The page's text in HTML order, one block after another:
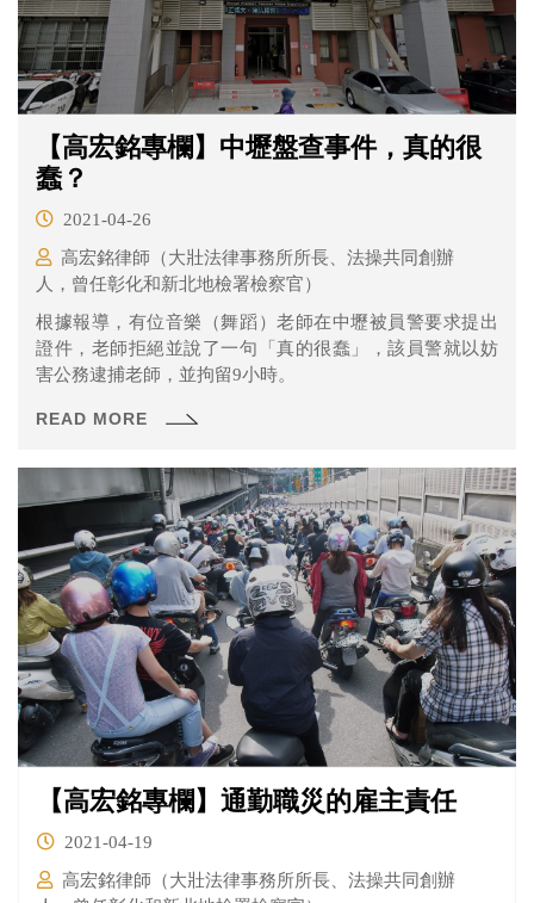
【高宏銘專欄】中壢盤查事件，真的很
蠢？
2021-04-26
高宏銘律師（大壯法律事務所所長、法操共同創辦
人，曾任彰化和新北地檢署檢察官）
根據報導，有位音樂（舞蹈）老師在中壢被員警要求提出
證件，老師拒絕並說了一句「真的很蠢」，該員警就以妨
害公務逮捕老師，並拘留9小時。
READ MORE
【高宏銘專欄】通勤職災的雇主責任
2021-04-19
高宏銘律師（大壯法律事務所所長、法操共同創辦